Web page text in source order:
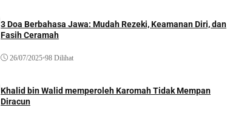
3 Doa Berbahasa Jawa: Mudah Rezeki, Keamanan Diri, dan
Fasih Ceramah
26/07/2025•98 Dilihat
Khalid bin Walid memperoleh Karomah Tidak Mempan
Diracun